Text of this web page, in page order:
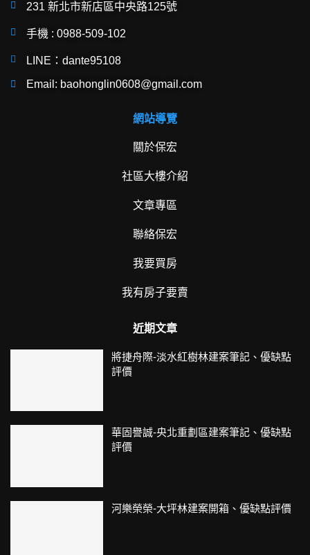
231 新北市新店區中央路125號
手機 : 0988-509-102
LINE：dante95108
Email: baohonglin0608@gmail.com
網站導覽
關於保宏
社區大樓介紹
文章專區
聯絡保宏
我要買房
我有房子要賣
近期文章
將捷舟際-淡水紅樹林建案筆記、優缺點
評價
華固譽誠-央北重劃區建案筆記、優缺點
評價
河樂榮榮-大坪林建案開箱、優缺點評價